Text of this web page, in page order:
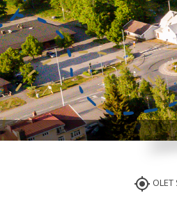
 OLET